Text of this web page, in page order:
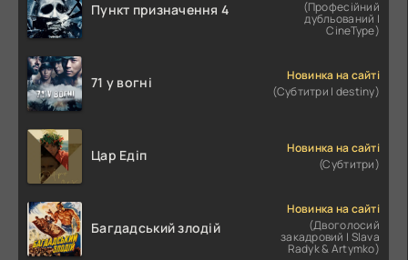
Пункт призначення 4
(Професійний
дубльований |
CineType)
71 у вогні
Новинка на сайті
(Субтитри | destiny)
Цар Едіп
Новинка на сайті
(Субтитри)
Багдадський злодій
Новинка на сайті
(Двоголосий
закадровий | Slava
Radyk & Artymko)